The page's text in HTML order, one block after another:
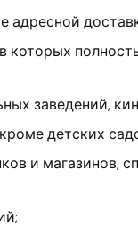
адресной
которых
заведений,
детских
и магазинов,